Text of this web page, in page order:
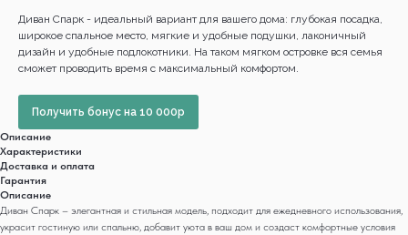
Диван Спарк - идеальный вариант для вашего дома: глубокая посадка,
широкое спальное место, мягкие и удобные подушки, лаконичный
дизайн и удобные подлокотники. На таком мягком островке вся семья
сможет проводить время с максимальный комфортом.
Получить бонус на 10 000р
Описание
Характеристики
Доставка и оплата
Гарантия
Описание
Диван Спарк – элегантная и стильная модель, подходит для ежедневного использования,
украсит гостиную или спальню, добавит уюта в ваш дом и создаст комфортные условия